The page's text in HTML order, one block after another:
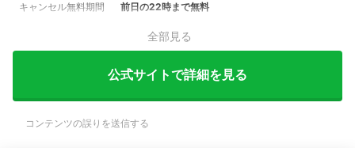
キャンセル無料期間 前日の22時まで無料
全部見る
公式サイトで詳細を見る
コンテンツの誤りを送信する